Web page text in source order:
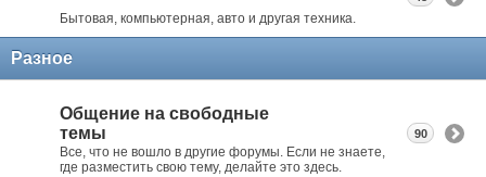
Бытовая, компьютерная, авто и другая техника.
Разное
Общение на свободные
темы
Все, что не вошло в другие форумы. Если не знаете,
где разместить свою тему, делайте это здесь.
90